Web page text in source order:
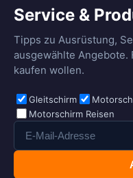
Service &
Tipps zu Ausrüstung,
ausgewählte Angebote.
kaufen wollen.
Gleitschirm
Motorschirm Reisen